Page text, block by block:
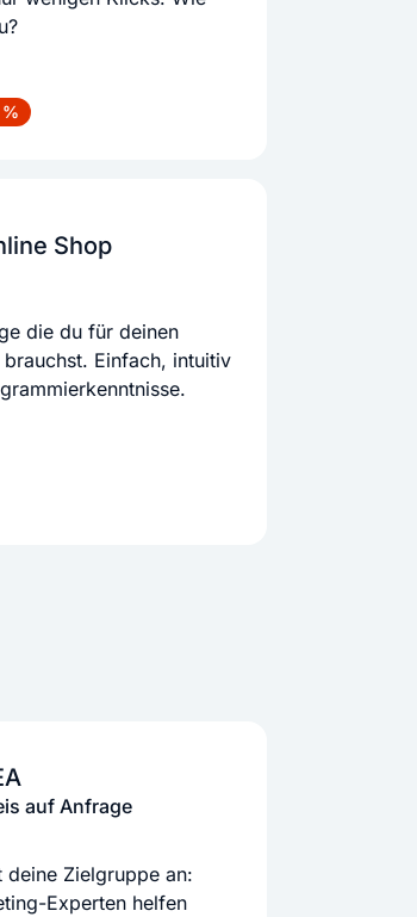
Shop
die du für deinen
Einfach, intuitiv
auf Anfrage
deine Zielgruppe an:
Experten helfen